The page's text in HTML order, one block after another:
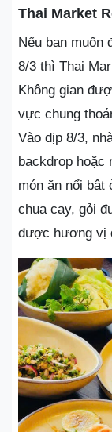
Thai Market
Nếu bạn muốn
8/3 thì Thai
Không gian
vực chung
Vào dịp 8/3,
backdrop hoặc
món ăn nổi bật
chua cay, gỏi
được hương vị